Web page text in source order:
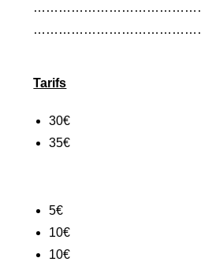
Tarifs
30€
35€
5€
10€
10€